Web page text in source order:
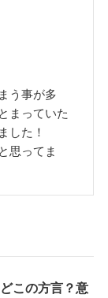
う事が多
まっていた
した！
思ってま
この方言？意